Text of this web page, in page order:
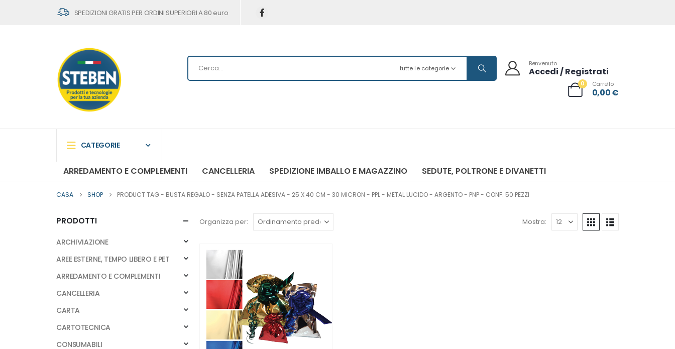
SPEDIZIONI GRATIS PER ORDINI SUPERIORI A 80 euro
tutte le categorie
Benvenuto
Accedi / Registrati
0 Carrello
0,00€
CATEGORIE
ARREDAMENTO E COMPLEMENTI CANCELLERIA SPEDIZIONE IMBALLO E MAGAZZINO SEDUTE, POLTRONE E DIVANETTI
CASA SHOP PRODUCT TAG - BUSTA REGALO - SENZA PATELLA ADESIVA - 25 X 40 CM - 30 MICRON - PPL - METAL LUCIDO - ARGENTO - PNP - CONF. 50 PEZZI
Organizza per: Mostra:
PRODOTTI
ARCHIVIAZIONE
AREE ESTERNE, TEMPO LIBERO E PET
ARREDAMENTO E COMPLEMENTI
CANCELLERIA
CARTA
CARTOTECNICA
CONSUMABILI